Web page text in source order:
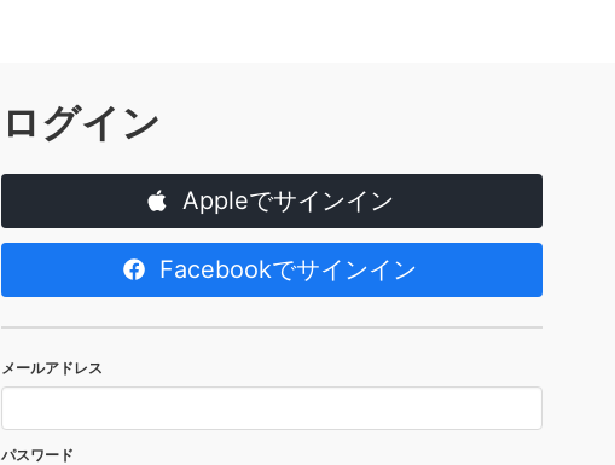
ログイン
Appleでサインイン
Facebookでサインイン
メールアドレス
パスワード